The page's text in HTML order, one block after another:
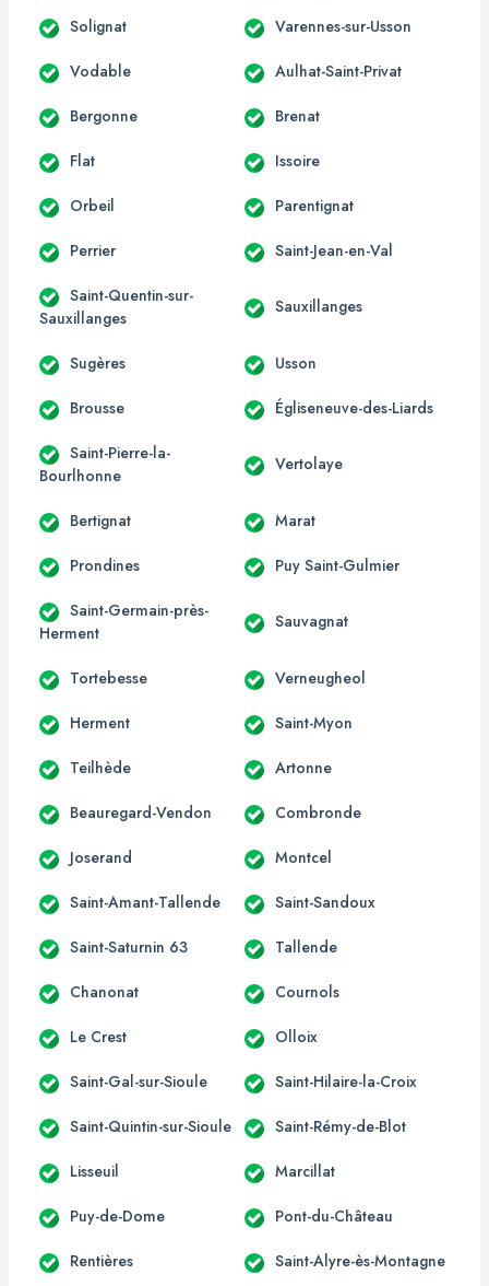
Solignat Varennes-sur-Usson
Vodable Aulhat-Saint-Privat
Bergonne Brenat
Flat Issoire
Orbeil Parentignat
Perrier Saint-Jean-en-Val
Saint-Quentin-sur-
Sauxillanges
Sauxillanges
Sugères Usson
Brousse Égliseneuve-des-Liards
Saint-Pierre-la-
Bourlhonne
Vertolaye
Bertignat Marat
Prondines Puy Saint-Gulmier
Saint-Germain-près-
Herment
Sauvagnat
Tortebesse Verneugheol
Herment Saint-Myon
Teilhède Artonne
Beauregard-Vendon Combronde
Joserand Montcel
Saint-Amant-Tallende Saint-Sandoux
Saint-Saturnin 63 Tallende
Chanonat Cournols
Le Crest Olloix
Saint-Gal-sur-Sioule Saint-Hilaire-la-Croix
Saint-Quintin-sur-Sioule Saint-Rémy-de-Blot
Lisseuil Marcillat
Puy-de-Dome Pont-du-Château
Rentières Saint-Alyre-ès-Montagne